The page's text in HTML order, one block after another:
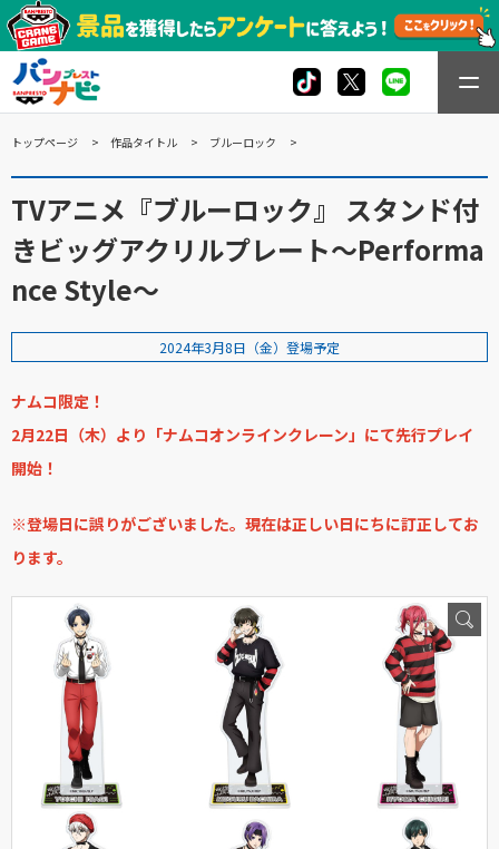
トップページ 作品タイトル ブルーロック
TVアニメ『ブルーロック』 スタンド付
きビッグアクリルプレート～Performa
nce Style～
2024年3月8日（金）登場予定
ナムコ限定！
2月22日（木）より「ナムコオンラインクレーン」にて先行プレイ
開始！
※登場日に誤りがございました。現在は正しい日にちに訂正してお
ります。